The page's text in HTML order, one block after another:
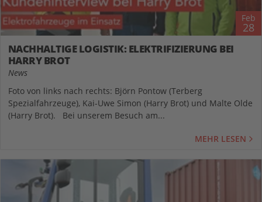
Feb
28
NACHHALTIGE LOGISTIK: ELEKTRIFIZIERUNG BEI
HARRY BROT
News
Foto von links nach rechts: Björn Pontow (Terberg
Spezialfahrzeuge), Kai-Uwe Simon (Harry Brot) und Malte Olde
(Harry Brot). Bei unserem Besuch am...
MEHR LESEN